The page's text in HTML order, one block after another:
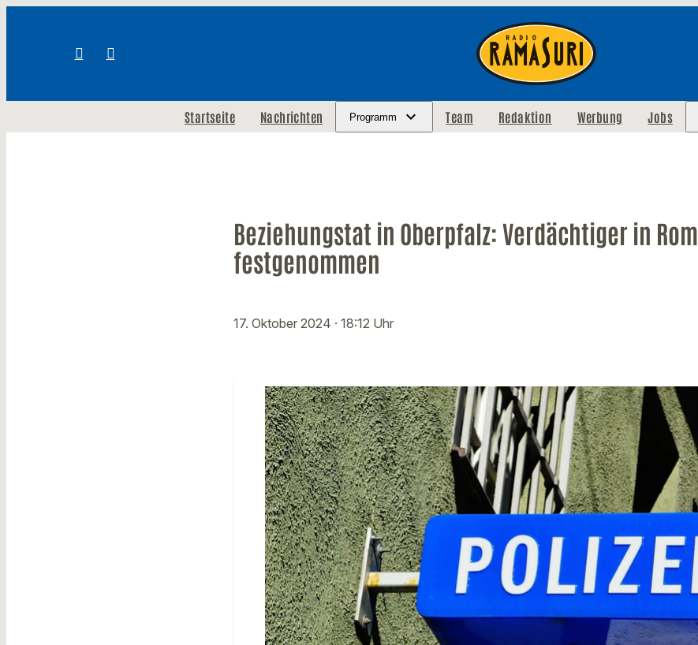
Startseite Nachrichten Programm Team Redaktion Werbung Jobs
Beziehungstat in Oberpfalz: Verdächtiger in Rom
festgenommen
17. Oktober 2024 · 18:12 Uhr